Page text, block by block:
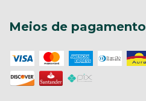
Meios de pagamento